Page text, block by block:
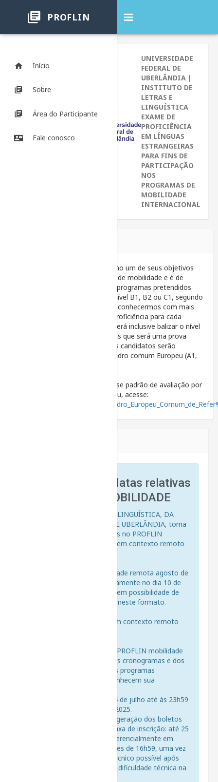
PROFLIN
Início
Sobre
Área do Participante
Fale conosco
UNIVERSIDADE
FEDERAL DE
UBERLÂNDIA |
INSTITUTO DE
LETRAS E
LINGUÍSTICA
EXAME DE
PROFICIÊNCIA
EM LÍNGUAS
ESTRANGEIRAS
PARA FINS DE
PARTICIPAÇÃO
NOS
PROGRAMAS DE
MOBILIDADE
INTERNACIONAL
O PROFLIN Mobilidade tem como um de seus objetivos
certificar candidatos para vagas de mobilidade e é de
nosso interesse entender se os programas pretendidos
por nossos candidatos exigem nível B1, B2 ou C1, segundo
o quadro comum europeu, para conhecermos com mais
profundidade as demandas de proficiência para cada
candidato. Essa informação poderá inclusive balizar o nível
das provas. Contudo, reforçamos que será uma prova
padrão para todos os níveis e os candidatos serão
selecionados para X nível do quadro comum Europeu (A1,
Caso queira entender melhor esse padrão de avaliação por
níveis do quadro comum europeu, acesse:
https://pt.wikipedia.org/wiki/
Fique atento às datas relativas
ao Proflin MOBILIDADE
O INSTITUTO DE LETRAS E LINGUÍSTICA, DA
UNIVERSIDADE FEDERAL DE UBERLÂNDIA, torna
público o início das inscrições no PROFLIN
MOBILIDADE modalidade - em contexto remoto
O exame PROFLIN: modalidade remota agosto de
2025 será realizado exclusivamente no dia 10 de
agosto de 2025, domingo, sem possibilidade de
reedição ou de edição extra neste formato.
As datas para o PROFLIN em contexto remoto
As datas dos exames PROFLIN mobilidade
são independentes dos cronogramas e dos
editais específicos dos programas
conveniados que reconhecem sua
3.2.1. Inscrições: de 14 de julho até às 23h59
do dia 24 de julho de 2025.
3.2.2. Prazo final para geração dos boletos
para pagamento da taxa de inscrição: até 25
de julho de 2025, preferencialmente em
horário comercial, antes de 16h59, uma vez
que não há suporte técnico possível após
17h caso haja alguma dificuldade técnica na